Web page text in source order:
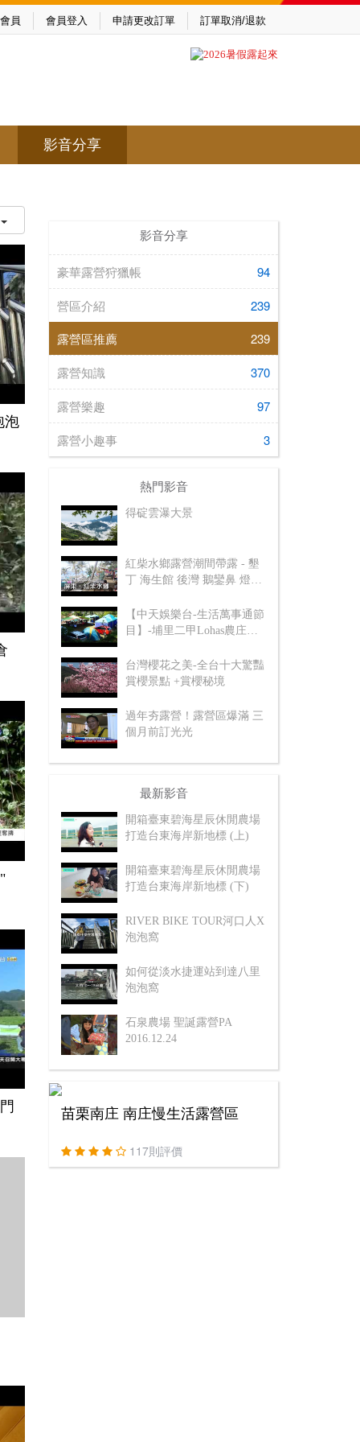
員 會員登入 申請更改訂單 訂單取消/退款
影音分享
泡
影音分享
豪華露營狩獵帳
94
營區介紹
239
露營區推薦
239
露營知識
370
露營樂趣
97
露營小趣事
3
熱門影音
得碇雲瀑大景
紅柴水鄉露營潮間帶露 - 墾
丁 海生館 後灣 鵝鑾鼻 燈塔
【中天娛樂台-生活萬事通節
目】-埔里二甲Lohas農庄露
台灣櫻花之美-全台十大驚豔
賞櫻景點 +賞櫻秘境
過年夯露營！露營區爆滿 三
個月前訂光光
最新影音
開箱臺東碧海星辰休閒農場
打造台東海岸新地標 (上)
開箱臺東碧海星辰休閒農場
打造台東海岸新地標 (下)
RIVER BIKE TOUR河口人X
泡泡窩
如何從淡水捷運站到達八里
泡泡窩
石泉農場 聖誕露營PA
2016.12.24
苗栗南庄 南庄慢生活露營區
117則評價